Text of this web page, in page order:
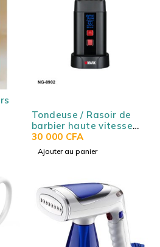
Tondeuse / Rasoir de
barbier haute vitesse
WMARK NG-8902
30 000 CFA
Ajouter au panier